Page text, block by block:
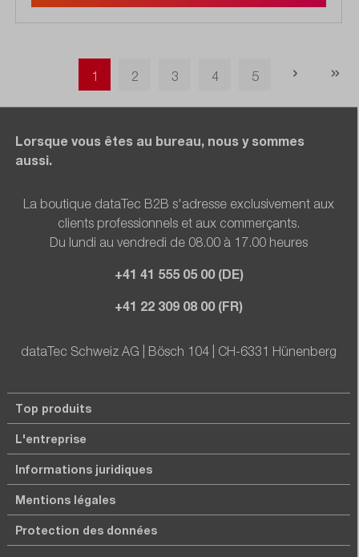
Page
1 Page
2 Page
3 Page
4 Page
5
Lorsque vous êtes au bureau, nous y sommes
aussi.
La boutique dataTec B2B s'adresse exclusivement aux
clients professionnels et aux commerçants.
Du lundi au vendredi de 08.00 à 17.00 heures
+41 41 555 05 00 (DE)
+41 22 309 08 00 (FR)
dataTec Schweiz AG | Bösch 104 | CH-6331 Hünenberg
Top produits
L'entreprise
Informations juridiques
Mentions légales
Protection des données